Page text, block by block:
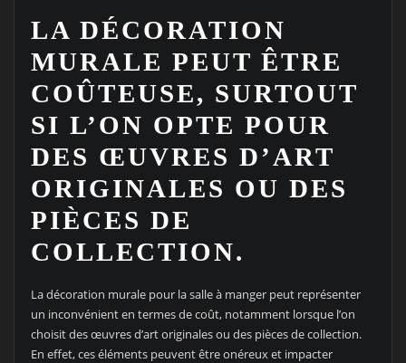
LA DÉCORATION
MURALE PEUT ÊTRE
COÛTEUSE, SURTOUT
SI L’ON OPTE POUR
DES ŒUVRES D’ART
ORIGINALES OU DES
PIÈCES DE
COLLECTION.
La décoration murale pour la salle à manger peut représenter
un inconvénient en termes de coût, notamment lorsque l’on
choisit des œuvres d’art originales ou des pièces de collection.
En effet, ces éléments peuvent être onéreux et impacter